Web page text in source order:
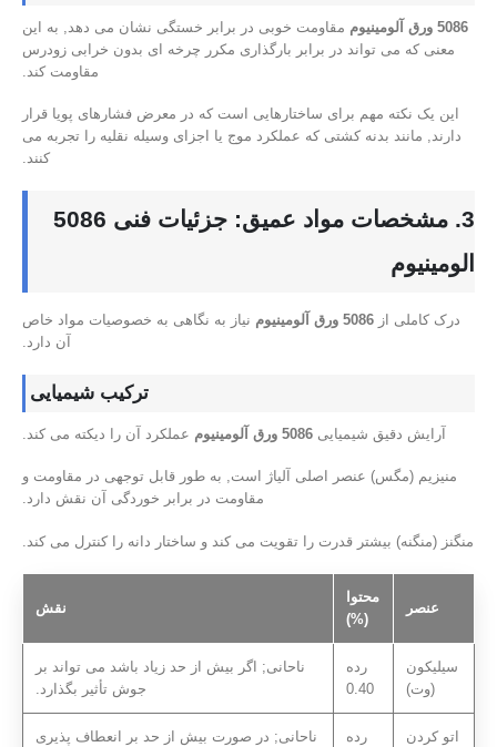
5086 ورق آلومینیوم
مقاومت خوبی در برابر خستگی نشان می دهد, به این
معنی که می تواند در برابر بارگذاری مکرر چرخه ای بدون خرابی زودرس
مقاومت کند.
این یک نکته مهم برای ساختارهایی است که در معرض فشارهای پویا قرار
دارند, مانند بدنه کشتی که عملکرد موج یا اجزای وسیله نقلیه را تجربه می
کنند.
3. مشخصات مواد عمیق: جزئیات فنی 5086
الومینیوم
درک کاملی از 5086 ورق آلومینیوم
نیاز به نگاهی به خصوصیات مواد خاص
آن دارد.
ترکیب شیمیایی
آرایش دقیق شیمیایی 5086 ورق آلومینیوم عملکرد آن را دیکته می کند.
منیزیم (مگس) عنصر اصلی آلیاژ است, به طور قابل توجهی در مقاومت و
مقاومت در برابر خوردگی آن نقش دارد.
منگنز (منگنه) بیشتر قدرت را تقویت می کند و ساختار دانه را کنترل می کند.
عنصر
محتوا
(%)
نقش
سیلیکون
(وت)
رده
0.40
ناحانی; اگر بیش از حد زیاد باشد می تواند بر
جوش تأثیر بگذارد.
اتو کردن
رده
ناحانی; در صورت بیش از حد بر انعطاف پذیری